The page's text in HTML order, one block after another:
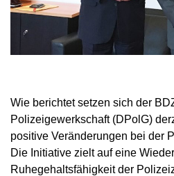
Wie berichtet setzen sich der
Polizeigewerkschaft (DPolG)
positive Veränderungen bei der
Die Initiative zielt auf eine
Ruhegehaltsfähigkeit der